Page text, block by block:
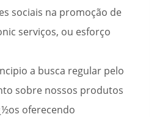
sociais na promoção de
serviços, ou esforço
a busca regular pelo
sobre nossos produtos
oferecendo